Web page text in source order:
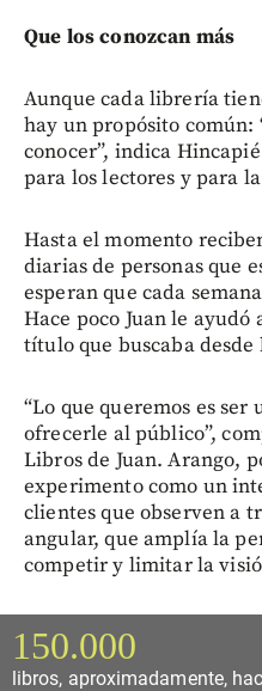
Que los conozcan más
Aunque cada librería
hay un propósito común:
conocer”, indica
para los lectores y para
Hasta el momento
diarias de personas que
esperan que cada
Hace poco Juan le
título que buscaba desde
“Lo que queremos es
ofrecerle al público”,
Libros de Juan. Arango,
experimento como un
clientes que observen a
angular, que amplía la
competir y limitar la
150.000
libros, aproximadamente,